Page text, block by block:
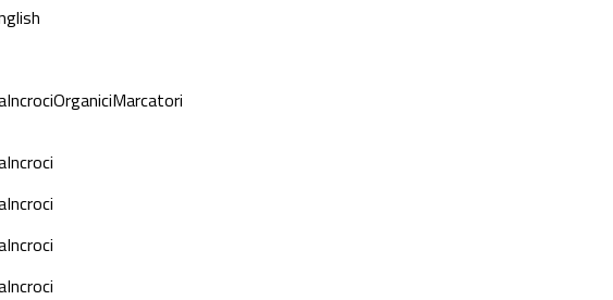
IncrociOrganiciMarcatori
Incroci
Incroci
Incroci
Incroci